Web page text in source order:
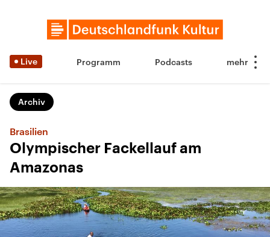
Live Programm Podcasts
Archiv
Brasilien
Olympischer Fackellauf am
Amazonas